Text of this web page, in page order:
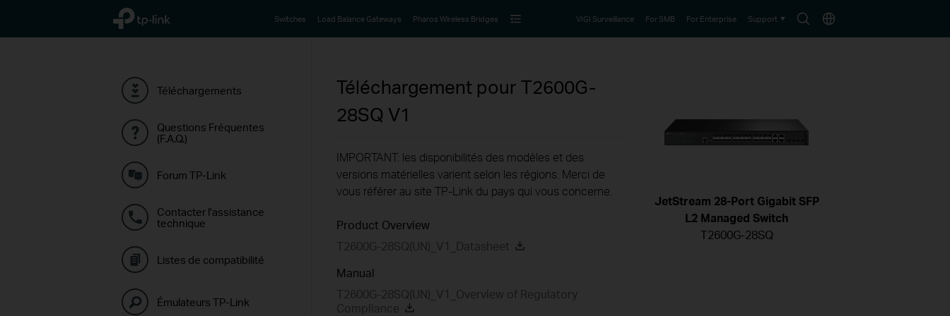
TP-Link, Reliably Smart
SearchChoose
Switches Load Balance Gateways Pharos Wireless Bridges VIGI Surveillance For SMB For Enterprise Support
Téléchargements
Questions Fréquentes
(F.A.Q.)
Forum TP-Link
Contacter l'assistance
technique
Listes de compatibilité
Émulateurs TP-Link
Téléchargement pour T2600G-
28SQ V1
IMPORTANT: les disponibilités des modèles et des
versions matérielles varient selon les régions. Merci de
vous référer au site TP-Link du pays qui vous concerne.
Product Overview
T2600G-28SQ(UN)_V1_Datasheet
Manual
T2600G-28SQ(UN)_V1_Overview of Regulatory
Compliance
JetStream 28-Port Gigabit SFP
L2 Managed Switch
T2600G-28SQ